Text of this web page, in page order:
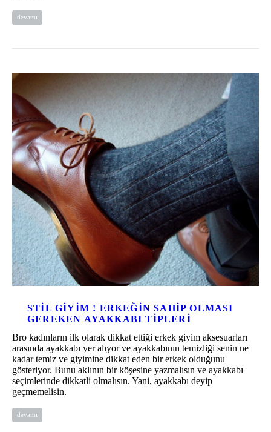
devamı
STIL GIYIM ! ERKEĞIN SAHIP OLMASI
GEREKEN AYAKKABI TIPLERI
Bro kadınların ilk olarak dikkat ettiği erkek giyim aksesuarları
arasında ayakkabı yer alıyor ve ayakkabının temizliği senin ne
kadar temiz ve giyimine dikkat eden bir erkek olduğunu
gösteriyor. Bunu aklının bir köşesine yazmalısın ve ayakkabı
seçimlerinde dikkatli olmalısın. Yani, ayakkabı deyip
geçmemelisin.
devamı